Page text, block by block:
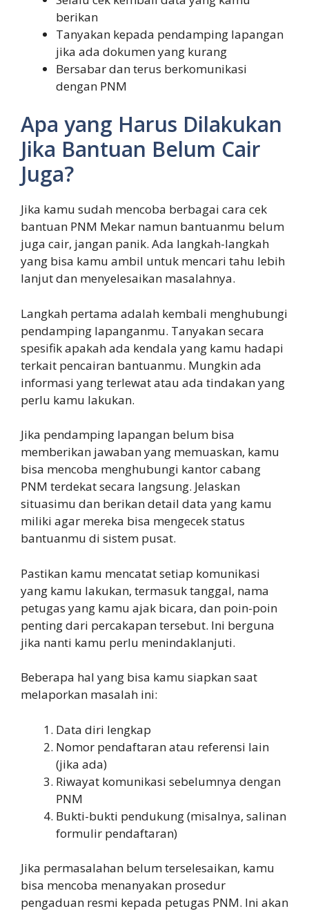
berikan
Tanyakan kepada pendamping lapangan
jika ada dokumen yang kurang
Bersabar dan terus berkomunikasi
dengan PNM
Apa yang Harus Dilakukan
Jika Bantuan Belum Cair
Juga?
Jika kamu sudah mencoba berbagai cara cek
bantuan PNM Mekar namun bantuanmu belum
juga cair, jangan panik. Ada langkah-langkah
yang bisa kamu ambil untuk mencari tahu lebih
lanjut dan menyelesaikan masalahnya.
Langkah pertama adalah kembali menghubungi
pendamping lapanganmu. Tanyakan secara
spesifik apakah ada kendala yang kamu hadapi
terkait pencairan bantuanmu. Mungkin ada
informasi yang terlewat atau ada tindakan yang
perlu kamu lakukan.
Jika pendamping lapangan belum bisa
memberikan jawaban yang memuaskan, kamu
bisa mencoba menghubungi kantor cabang
PNM terdekat secara langsung. Jelaskan
situasimu dan berikan detail data yang kamu
miliki agar mereka bisa mengecek status
bantuanmu di sistem pusat.
Pastikan kamu mencatat setiap komunikasi
yang kamu lakukan, termasuk tanggal, nama
petugas yang kamu ajak bicara, dan poin-poin
penting dari percakapan tersebut. Ini berguna
jika nanti kamu perlu menindaklanjuti.
Beberapa hal yang bisa kamu siapkan saat
melaporkan masalah ini:
Data diri lengkap
Nomor pendaftaran atau referensi lain
(jika ada)
Riwayat komunikasi sebelumnya dengan
PNM
Bukti-bukti pendukung (misalnya, salinan
formulir pendaftaran)
Jika permasalahan belum terselesaikan, kamu
bisa mencoba menanyakan prosedur
pengaduan resmi kepada petugas PNM. Ini akan